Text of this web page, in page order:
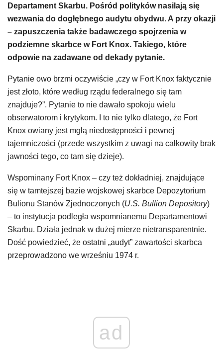
Departament Skarbu. Pośród polityków nasilają się
wezwania do dogłębnego audytu obydwu. A przy okazji
– zapuszczenia także badawczego spojrzenia w
podziemne skarbce w Fort Knox. Takiego, które
odpowie na zadawane od dekady pytanie.
Pytanie owo brzmi oczywiście „czy w Fort Knox faktycznie
jest złoto, które według rządu federalnego się tam
znajduje?”. Pytanie to nie dawało spokoju wielu
obserwatorom i krytykom. I to nie tylko dlatego, że Fort
Knox owiany jest mgłą niedostępności i pewnej
tajemniczości (przede wszystkim z uwagi na całkowity brak
jawności tego, co tam się dzieje).
Wspominany Fort Knox – czy też dokładniej, znajdujące
się w tamtejszej bazie wojskowej skarbce Depozytorium
Bulionu Stanów Zjednoczonych (U.S. Bullion Depository)
– to instytucja podległa wspomnianemu Departamentowi
Skarbu. Działa jednak w dużej mierze nietransparentnie.
Dość powiedzieć, że ostatni „audyt” zawartości skarbca
przeprowadzono we wrześniu 1974 r.
ad